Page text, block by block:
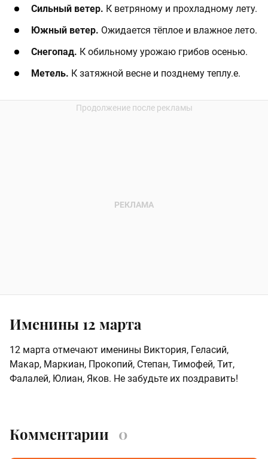
Сильный ветер. К ветряному и прохладному лету.​
Южный ветер. Ожидается тёплое и влажное лето.​
Снегопад. К обильному урожаю грибов осенью.​
Метель. К затяжной весне и позднему теплу.е.
Именины 12 марта
12 марта отмечают именины Виктория, Геласий,
Макар, Маркиан, Прокопий, Степан, Тимофей, Тит,
Фалалей, Юлиан, Яков. Не забудьте их поздравить!
Комментарии 0